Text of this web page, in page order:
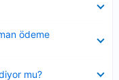
ödeme
mu?